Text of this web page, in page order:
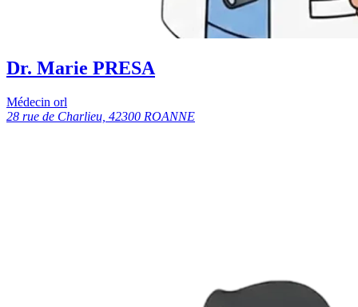
Dr. Marie PRESA
Médecin orl
28 rue de Charlieu, 42300 ROANNE